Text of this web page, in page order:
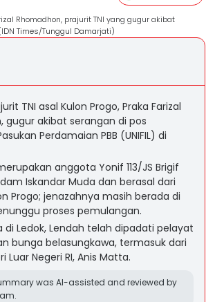
Rhomadhon, prajurit TNI yang gugur akibat
Times/Tunggul Damarjati)
TNI asal Kulon Progo, Praka Farizal
gugur akibat serangan di pos
Perdamaian PBB (UNIFIL) di
anggota Yonif 113/JS Brigif
Iskandar Muda dan berasal dari
Progo; jenazahnya masih berada di
proses pemulangan.
di Ledok, Lendah telah dipadati pelayat
bunga belasungkawa, termasuk dari
Luar Negeri RI, Anis Matta.
was AI-assisted and reviewed by